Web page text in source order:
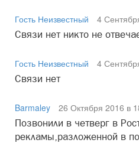
Гость Неизвестный
4
Связи нет никто не
Гость Неизвестный
4
Связи нет
Barmaley
26 Октября 2016 в
Позвонили в четверг в
рекламы,разложенной в